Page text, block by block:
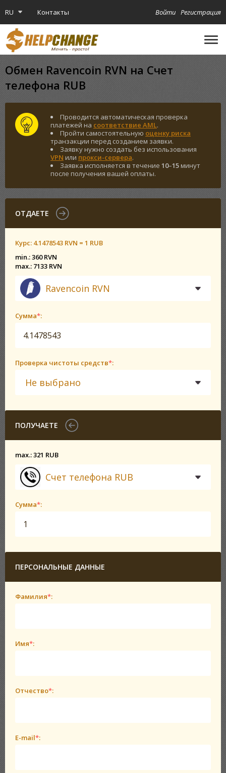
RU Контакты Регистрация
Войти
Обмен Ravencoin RVN на Счет
телефона RUB
Проводится автоматическая проверка
платежей на соответствие AML.
Пройти самостоятельную оценку риска
транзакции перед созданием заявки.
Заявку нужно создать без использования
VPN или прокси-сервера.
Заявка исполняется в течение 10–15минут
после получения вашей оплаты.
ОТДАЕТЕ
Курс: 4.1478543 RVN = 1 RUB
min.: 360 RVN
max.: 7133 RVN
Ravencoin RVN
Сумма*:
Проверка чистоты средств*:
Не выбрано
ПОЛУЧАЕТЕ
max.: 321 RUB
Счет телефона RUB
Сумма*:
ПЕРСОНАЛЬНЫЕ ДАННЫЕ
Фамилия*:
Имя*:
Отчество*:
E-mail*: